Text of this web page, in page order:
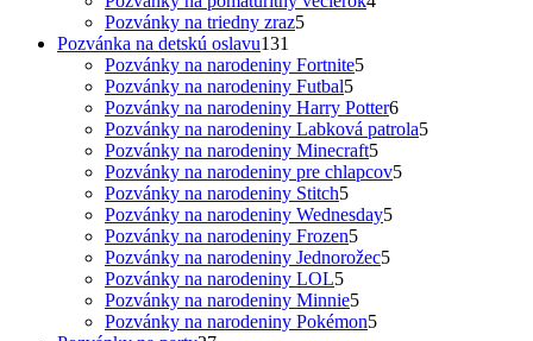
Pozvánky na triedny zraz55
Pozvánka na detskú oslavu131
produktov
Pozvánky na narodeniny Fortnite55
Pozvánky na narodeniny Futbal55
produktov
Pozvánky na narodeniny Harry Potter66
produktov
Pozvánky na narodeniny Labková patrola55
Pozvánky na narodeniny Minecraft55
produktov
Pozvánky na narodeniny pre chlapcov55
Pozvánky na narodeniny Stitch55
produktov
Pozvánky na narodeniny Wednesday55
Pozvánky na narodeniny Frozen55
produktov
Pozvánky na narodeniny Jednorožec55
Pozvánky na narodeniny LOL55
produktov
Pozvánky na narodeniny Minnie55
produktov
Pozvánky na narodeniny Pokémon55